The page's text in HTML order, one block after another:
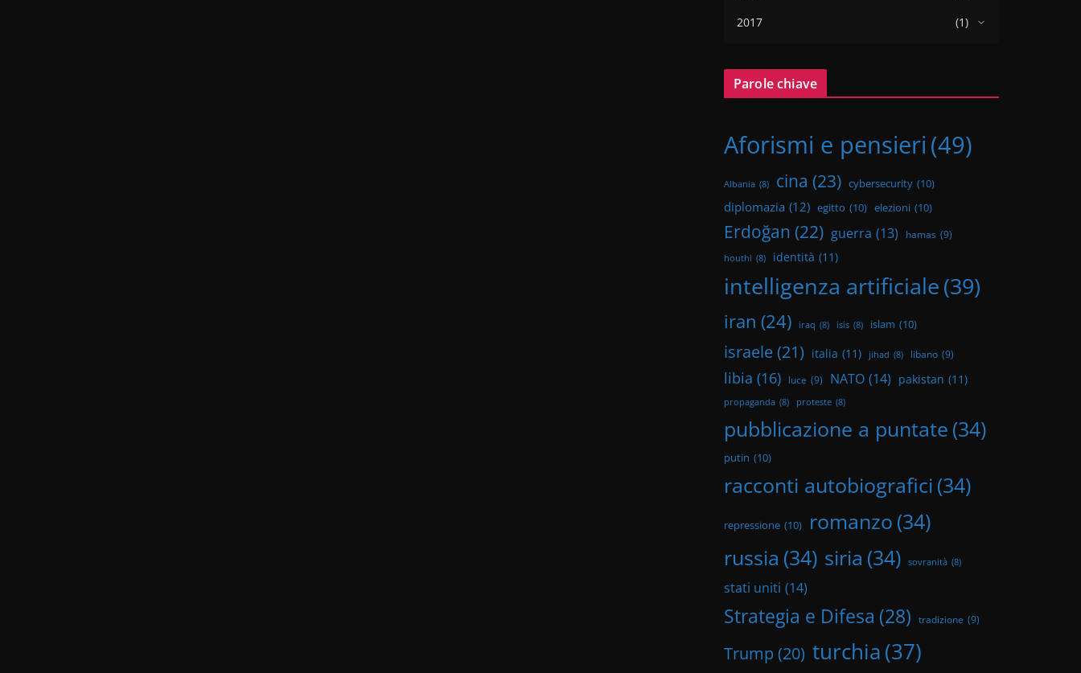
2017
(1)
Parole chiave
Aforismi e pensieri (49)
Albania (8) cina (23) cybersecurity (10)
diplomazia (12) egitto (10) elezioni (10)
Erdoğan (22) guerra (13) hamas (9)
houthi (8) identità (11)
intelligenza artificiale(39)
iran (24) iraq (8) isis (8) islam (10)
israele(21) italia (11) jihad (8) libano (9)
libia (16) luce (9) NATO (14) pakistan (11)
propaganda (8) proteste (8)
pubblicazione a puntate (34)
putin (10)
racconti autobiografici (34)
repressione (10) romanzo (34)
russia (34) siria (34) sovranità (8)
stati uniti (14)
Strategia e Difesa (28) tradizione (9)
Trump (20) turchia(37)